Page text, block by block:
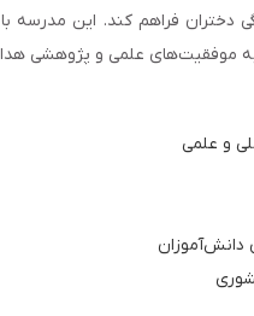
فراهم کند. این مدرسه
به موفقیت‌های علمی و پژوهشی
و علمی
دانش‌آموزان